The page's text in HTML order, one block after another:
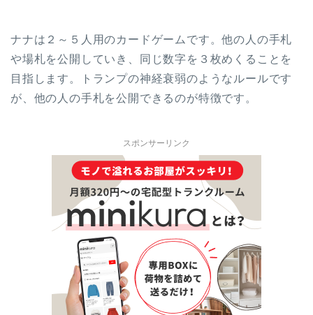
ナナは２～５人用のカードゲームです。他の人の手札
や場札を公開していき、同じ数字を３枚めくることを
目指します。トランプの神経衰弱のようなルールです
が、他の人の手札を公開できるのが特徴です。
スポンサーリンク